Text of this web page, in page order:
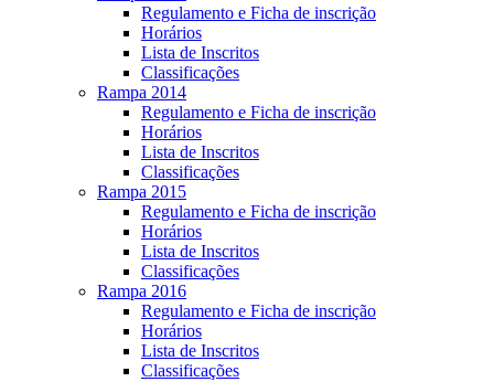
Regulamento e Ficha de inscrição
Horários
Lista de Inscritos
Classificações
Rampa 2014
Regulamento e Ficha de inscrição
Horários
Lista de Inscritos
Classificações
Rampa 2015
Regulamento e Ficha de inscrição
Horários
Lista de Inscritos
Classificações
Rampa 2016
Regulamento e Ficha de inscrição
Horários
Lista de Inscritos
Classificações